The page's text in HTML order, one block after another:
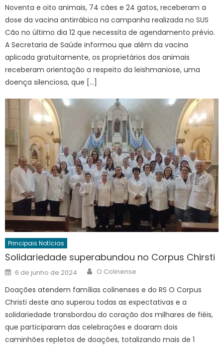
Noventa e oito animais, 74 cães e 24 gatos, receberam a
dose da vacina antirrábica na campanha realizada no SUS
Cão no último dia 12 que necessita de agendamento prévio.
A Secretaria de Saúde informou que além da vacina
aplicada gratuitamente, os proprietários dos animais
receberam orientação a respeito da leishmaniose, uma
doença silenciosa, que […]
Principais Notícias
Solidariedade superabundou no Corpus Chirsti
Posted
on
6 de junho de 2024 Author
O Colinense
Doações atendem famílias colinenses e do RS O Corpus
Christi deste ano superou todas as expectativas e a
solidariedade transbordou do coração dos milhares de fiéis,
que participaram das celebrações e doaram dois
caminhões repletos de doações, totalizando mais de 1